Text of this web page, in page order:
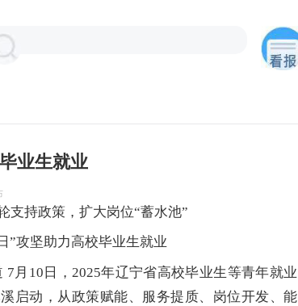
业生就业
支持政策，扩大岗位“蓄水池”
”攻坚助力高校毕业生就业
10日，2025年辽宁省高校毕业生等青年就业
启动，从政策赋能、服务提质、岗位开发、能